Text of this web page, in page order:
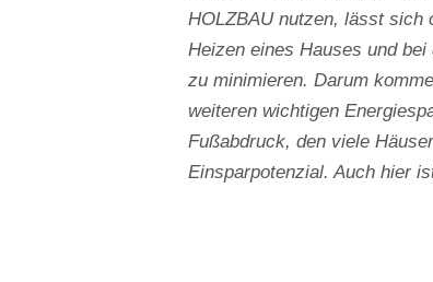
HOLZBAU nutzen, lässt sich
Heizen eines Hauses und
zu minimieren. Darum
weiteren wichtigen
Fußabdruck, den viele
Einsparpotenzial. Auch hier